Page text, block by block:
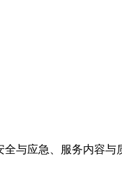
与应急、服务内容与